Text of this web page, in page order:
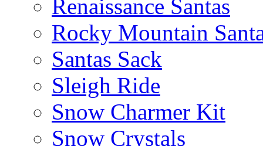
Renaissance Santas
Rocky Mountain
Santas Sack
Sleigh Ride
Snow Charmer Kit
Snow Crystals